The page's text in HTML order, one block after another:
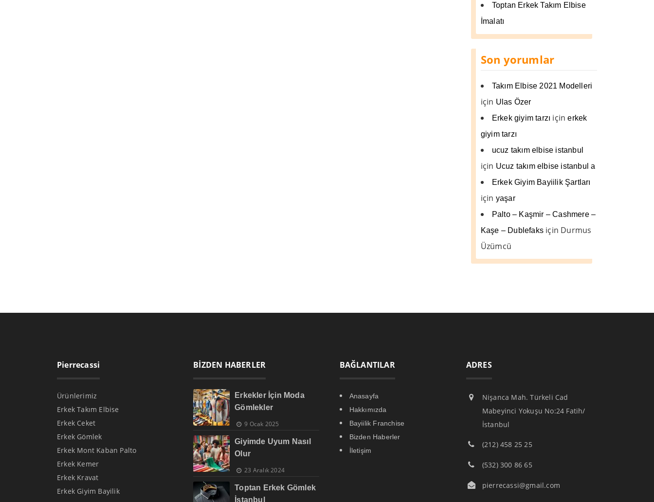
Toptan Erkek Takım Elbise
İmalatı
Son yorumlar
Takım Elbise 2021 Modelleri
için Ulas Özer
Erkek giyim tarzı içinerkek
giyim tarzı
ucuz takım elbise istanbul
için Ucuz takım elbise istanbul a
Erkek Giyim Bayiilik Şartları
için yaşar
Palto – Kaşmir – Cashmere –
Kaşe – Dublefaks için Durmus
Üzümcü
Pierrecassi
Ürünlerimiz
Erkek Takım Elbise
Erkek Ceket
Erkek Gömlek
Erkek Mont Kaban Palto
Erkek Kemer
Erkek Kravat
Erkek Giyim Bayilik
BİZDEN HABERLER
Erkekler İçin Moda
Gömlekler
9 Ocak 2025
Giyimde Uyum Nasıl
Olur
23 Aralık 2024
Toptan Erkek Gömlek
İstanbul
BAĞLANTILAR
Anasayfa
Hakkımızda
Bayiilik Franchise
Bizden Haberler
İletişim
ADRES
Nişanca Mah. Türkeli Cad
Mabeyinci Yokuşu No:24 Fatih/
İstanbul
(212) 458 25 25
(532) 300 86 65
pierrecassi@gmail.com